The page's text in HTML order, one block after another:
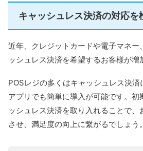
キャッシュレス決済の対応を
近年、クレジットカードや電子マネー
ッシュレス決済を希望するお客様が増
POSレジの多くはキャッシュレス決
アプリでも簡単に導入が可能です。初
ッシュレス決済を取り入れることで
させ、満足度の向上に繋がるでしょう。